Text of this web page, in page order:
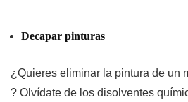
Decapar pinturas
¿Quieres eliminar la pintura de un
? Olvídate de los disolventes